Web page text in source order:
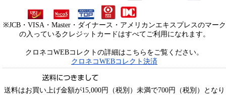
※JCB・VISA・Master・ダイナース・アメリカンエキスプレスのマーク
の入っているクレジットカードはすべてご利用になれます。
クロネコWEBコレクトの詳細はこちらをご覧ください。
クロネコWEBコレクト決済
送料はお買い上げ金額が15,000円（税別）未満で700円（税別）となり